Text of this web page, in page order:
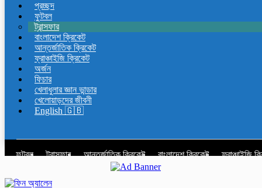
প্রচ্ছদ
ফুটবল
ট্রান্সফার
বাংলাদেশ ক্রিকেট
আন্তর্জাতিক ক্রিকেট
ফ্রাঞ্চাইজি ক্রিকেট
অর্জন
ফিচার
খেলাধুলার জ্ঞান ভান্ডার
খেলোয়াড়দের জীবনী
English 🇬🇧
ফুটবল ট্রান্সফার আন্তর্জাতিক ক্রিকেট বাংলাদেশ ক্রিকেট ফ্রাঞ্চাইজি